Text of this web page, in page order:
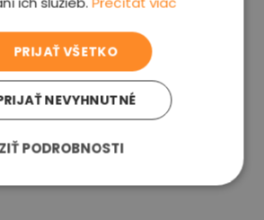
s našou prácou spokojní,
PRIJAŤ VŠETKO
NEVYHNUTNÉ
PODROBNOSTI